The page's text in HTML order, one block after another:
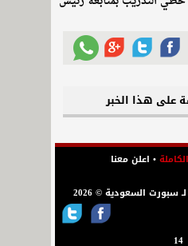
على هذا الخبر
• اعلن معنا
السعودية © 2026
14